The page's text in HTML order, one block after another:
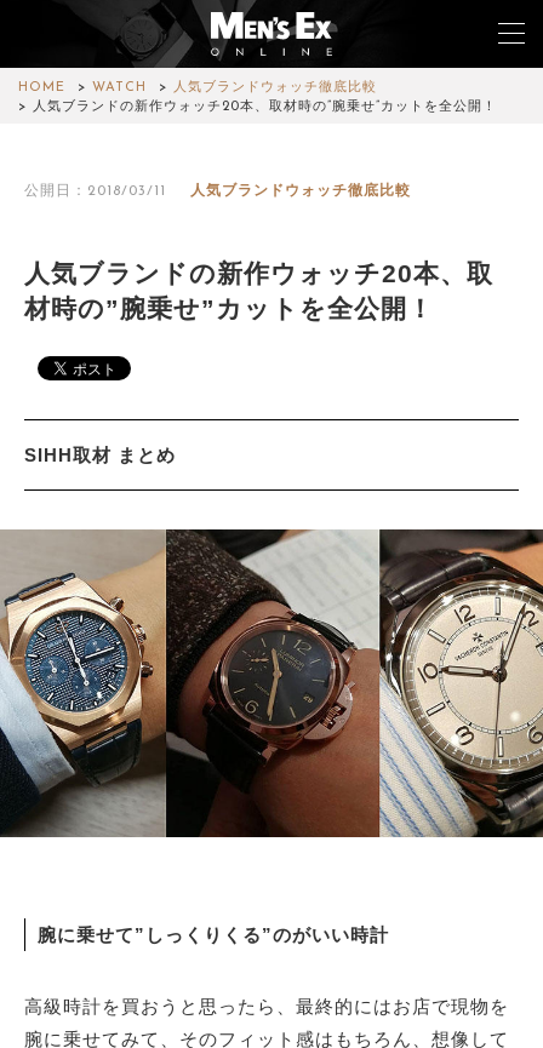
HOME WATCH
人気ブランドウォッチ徹底比較
人気ブランドの新作ウォッチ20本、取材時の”腕乗せ”カットを全公開！
公開日：2018/03/11 人気ブランドウォッチ徹底比較
人気ブランドの新作ウォッチ20本、取
材時の”腕乗せ”カットを全公開！
SIHH取材 まとめ
腕に乗せて”しっくりくる”のがいい時計
高級時計を買おうと思ったら、最終的にはお店で現物を
腕に乗せてみて、そのフィット感はもちろん、想像して
WATCH
CAR&BIKE
LIFESTYLE
サイトマップ